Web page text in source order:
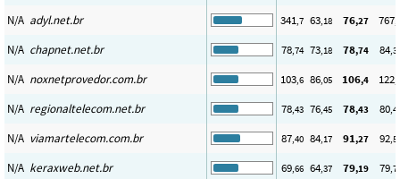
N/A adyl.net.br 341,7 63,18 76,27 767
N/A chapnet.net.br 78,74 73,18 78,74 84
N/A noxnetprovedor.com.br 103,6 86,05 106,4 122
N/A regionaltelecom.net.br 78,43 76,45 78,43 80
N/A viamartelecom.com.br 87,40 84,17 91,27 92
N/A keraxweb.net.br 69,66 64,37 79,19 79